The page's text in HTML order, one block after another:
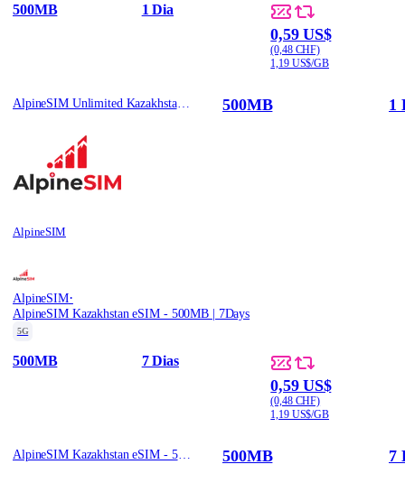
500MB 1 Dia
0,59 US$
(0,48 CHF)
1,19 US$/GB
AlpineSIM Unlimited Kazakhstan eSIM - 500MB/Day / 1
AlpineSIM
500MB 1
AlpineSIM·
AlpineSIM Kazakhstan eSIM - 500MB | 7Days
5G
500MB 7 Dias
0,59 US$
(0,48 CHF)
1,19 US$/GB
AlpineSIM Kazakhstan eSIM - 500MB | 7Days 500MB 7